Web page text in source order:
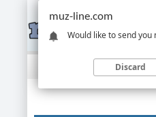
Скачать музыку торрентом
muz-line.com
Would like to send you
Discard